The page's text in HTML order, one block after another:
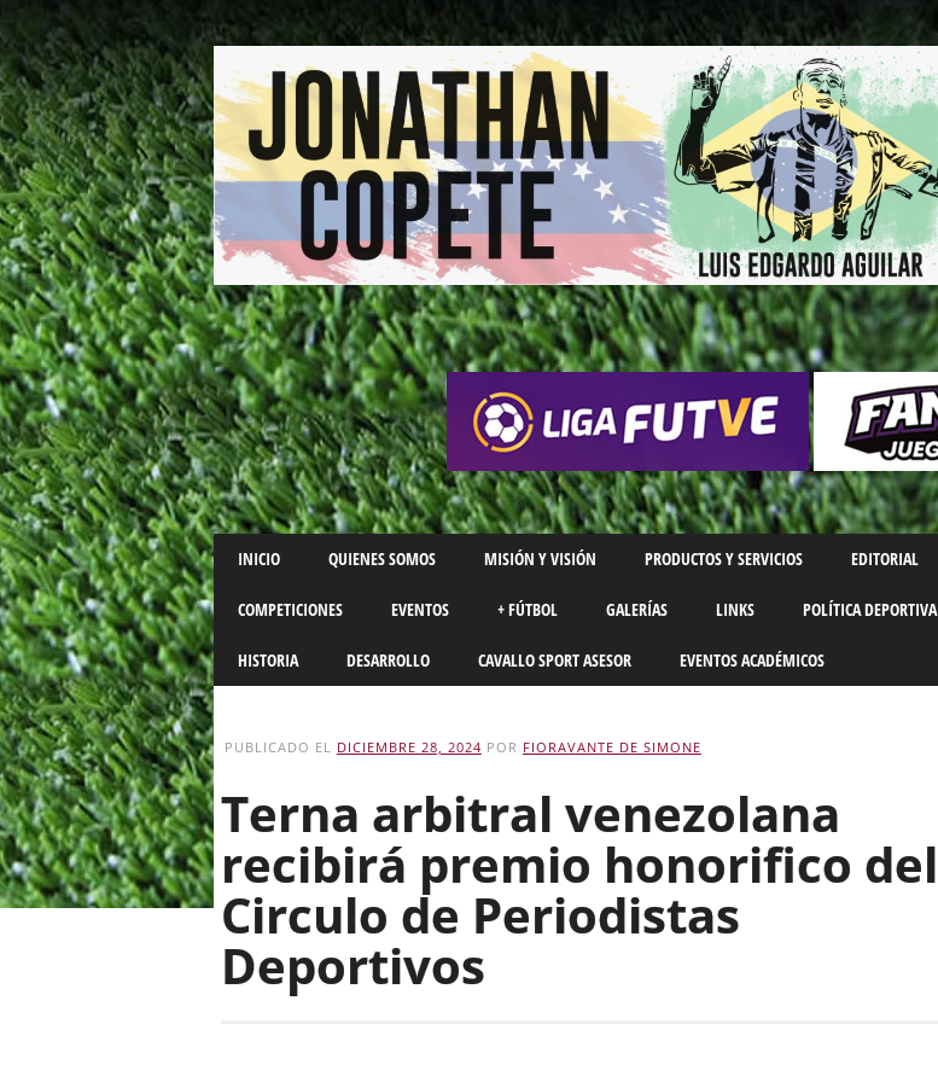
Main menu
Skip
to
content
INICIO QUIENES SOMOS MISIÓN Y VISIÓN PRODUCTOS Y SERVICIOS EDITORIAL
COMPETICIONES EVENTOS + FÚTBOL GALERÍAS LINKS POLÍTICA DEPORTIVA
HISTORIA DESARROLLO CAVALLO SPORT ASESOR EVENTOS ACADÉMICOS
PUBLICADO EL DICIEMBRE 28, 2024 POR FIORAVANTE DE SIMONE
Terna arbitral venezolana
recibirá premio honorifico del
Circulo de Periodistas
Deportivos